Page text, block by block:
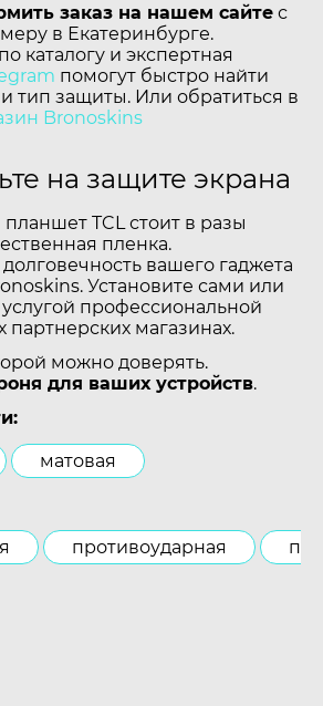
заказ на нашем сайте с
в Екатеринбурге.
каталогу и экспертная
помогут быстро найти
тип защиты. Или обратиться в
Bronoskins
на защите экрана
TCL стоит в разы
пленка.
вашего гаджета
Установите сами или
услугой профессиональной
магазинах.
можно доверять.
для ваших устройств.
матовая
противоударная